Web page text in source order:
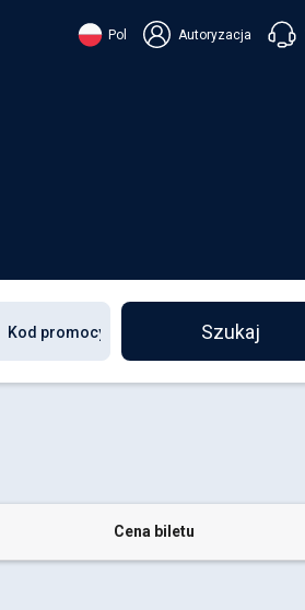
Pol Autoryzacja
Czatuj w
Szukaj
Cena biletu